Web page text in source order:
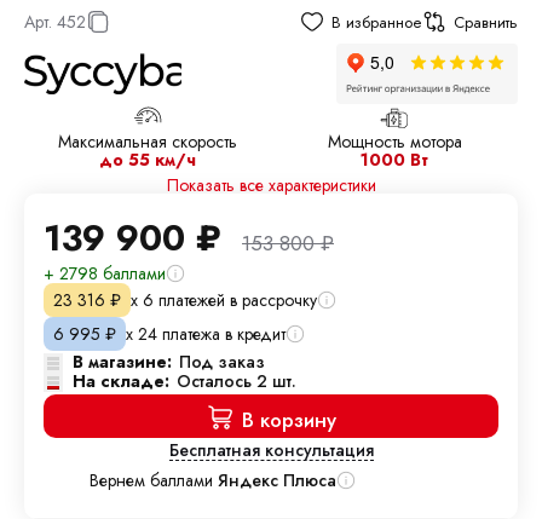
Арт. 452 В избранное Сравнить
Максимальная скорость
до 55 км/ч
Мощность мотора
1000 Вт
Показать все характеристики
139 900 ₽ 153 800₽
+ 2798 баллами
23 316 ₽ х 6 платежей в рассрочку
6 995 ₽ х 24 платежа в кредит
В магазине: Под заказ
На складе: Осталось 2 шт.
В корзину
Бесплатная консультация
Вернем баллами Яндекс Плюса